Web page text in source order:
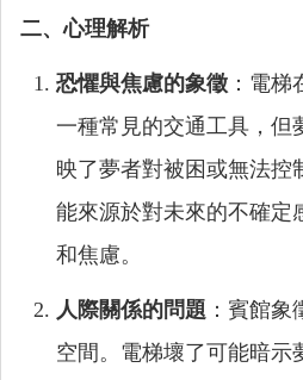
二、心理解析
恐懼與焦慮的象徵 ：電
一種常見的交通工具，但
映了夢者對被困或無法控
能來源於對未來的不確定
和焦慮。
人際關係的問題 ：賓館
空間。電梯壞了可能暗示